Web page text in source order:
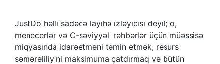
JustDo həlli sadəcə layihə izləyicisi deyil; o,
menecerlər və C-səviyyəli rəhbərlər üçün müəssisə
miqyasında idarəetməni təmin etmək, resurs
səmərəliliyini maksimuma çatdırmaq və bütün